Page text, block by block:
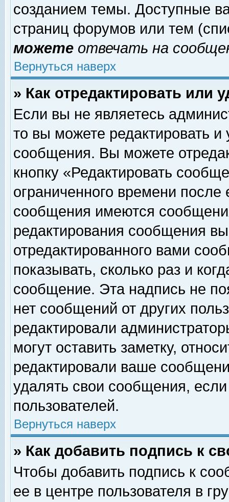
созданием темы. Доступные
страниц форумов или тем
можете отвечать на
Вернуться наверх
» Как отредактировать или
Если вы не являетесь
то вы можете редактировать и
сообщения. Вы можете
кнопку «Редактировать
ограниченного времени
сообщения имеются
редактирования сообщения
отредактированного вами
показывать, сколько раз и
сообщение. Эта надпись не
нет сообщений от других
редактировали
могут оставить заметку,
редактировали ваше
удалять свои сообщения,
пользователей.
Вернуться наверх
» Как добавить подпись к
Чтобы добавить подпись к
ее в центре пользователя в